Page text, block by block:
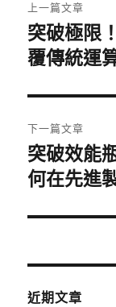
章
導
覽
上一篇文章
上
一
文
章:
突破極限
覆傳統運
下一篇文章
下
一
文
突破效能
何在先進
近期文章